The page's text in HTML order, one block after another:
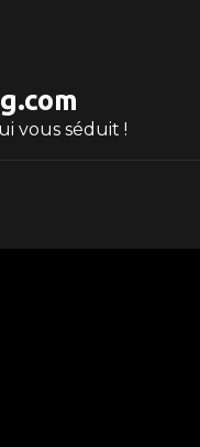
vous séduit !